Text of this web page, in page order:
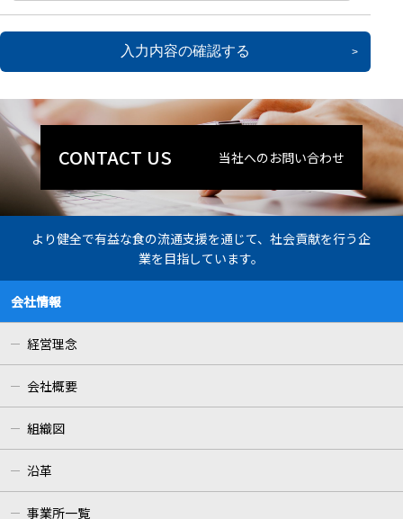
入力内容の確認する
当社へのお問い合わせ
より健全で有益な食の流通支援を通じて、社会貢献を行う企
業を目指しています。
会社情報
経営理念
会社概要
組織図
沿革
事業所一覧